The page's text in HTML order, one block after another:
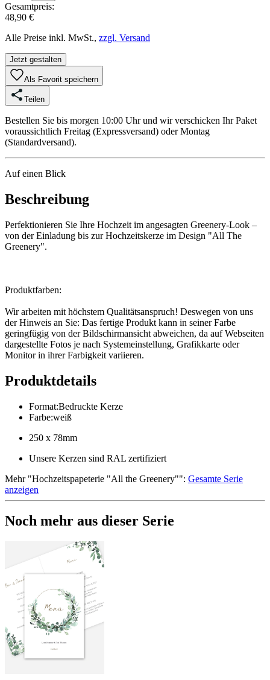
Gesamtpreis:
48,90 €
Alle Preise inkl. MwSt., zzgl. Versand
Jetzt gestalten
Als Favorit speichern
Teilen
Bestellen Sie bis morgen 10:00 Uhr und wir verschicken Ihr Paket
voraussichtlich Freitag (Expressversand) oder Montag
(Standardversand).
Auf einen Blick
Beschreibung
Perfektionieren Sie Ihre Hochzeit im angesagten Greenery-Look –
von der Einladung bis zur Hochzeitskerze im Design "All The
Greenery".
Produktfarben:
Wir arbeiten mit höchstem Qualitätsanspruch! Deswegen von uns
der Hinweis an Sie: Das fertige Produkt kann in seiner Farbe
geringfügig von der Bildschirmansicht abweichen, da auf Webseiten
dargestellte Fotos je nach Systemeinstellung, Grafikkarte oder
Monitor in ihrer Farbigkeit variieren.
Produktdetails
Format:Bedruckte Kerze
Farbe:weiß
250 x 78mm
Unsere Kerzen sind RAL zertifiziert
Mehr"Hochzeitspapeterie "All the Greenery"": Gesamte Serie
anzeigen
Noch mehr aus dieser Serie